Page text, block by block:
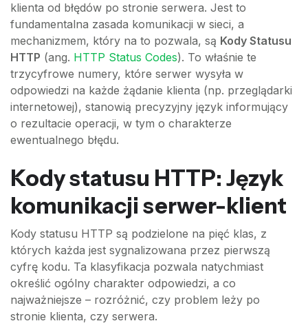
klienta od błędów po stronie serwera. Jest to
fundamentalna zasada komunikacji w sieci, a
mechanizmem, który na to pozwala, są Kody Statusu
HTTP (ang. HTTP Status Codes). To właśnie te
trzycyfrowe numery, które serwer wysyła w
odpowiedzi na każde żądanie klienta (np. przeglądarki
internetowej), stanowią precyzyjny język informujący
o rezultacie operacji, w tym o charakterze
ewentualnego błędu.
Kody statusu HTTP: Język
komunikacji serwer-klient
Kody statusu HTTP są podzielone na pięć klas, z
których każda jest sygnalizowana przez pierwszą
cyfrę kodu. Ta klasyfikacja pozwala natychmiast
określić ogólny charakter odpowiedzi, a co
najważniejsze – rozróżnić, czy problem leży po
stronie klienta, czy serwera.